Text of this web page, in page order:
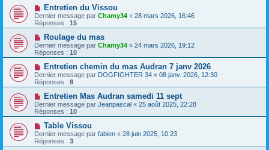
Entretien du Vissou
Dernier message par Chamy34 « 28 mars 2026, 16:46
Réponses : 15
Roulage du mas
Dernier message par Chamy34 « 24 mars 2026, 19:12
Réponses : 10
Entretien chemin du mas Audran 7 janv 2026
Dernier message par DOGFIGHTER 34 « 08 janv. 2026, 12:30
Réponses : 8
Entretien Mas Audran samedi 11 sept
Dernier message par Jeanpascal « 25 août 2025, 22:28
Réponses : 10
Table Vissou
Dernier message par fabien « 28 juin 2025, 10:23
Réponses : 3